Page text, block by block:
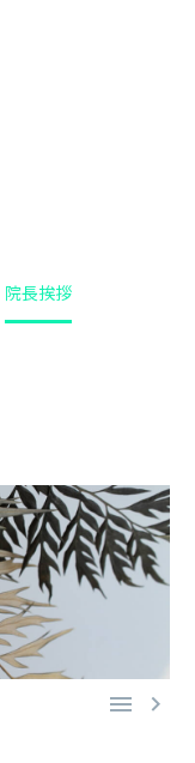
院長挨拶
 